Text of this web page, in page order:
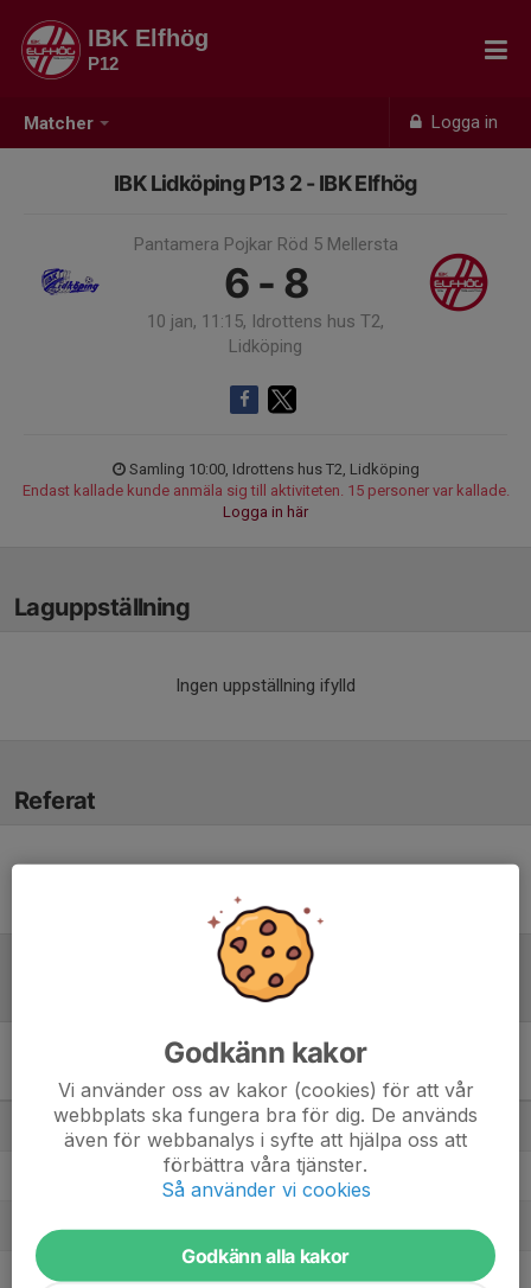
Matcher Logga in
IBK Elfhög
P12
IBK Lidköping P13 2 - IBK Elfhög
Pantamera Pojkar Röd 5 Mellersta
6 - 8
10 jan, 11:15, Idrottens hus T2,
Lidköping
Samling 10:00, Idrottens hus T2, Lidköping
Endast kallade kunde anmäla sig till aktiviteten. 15 personer var kallade.
Logga in här
Laguppställning
Ingen uppställning ifylld
Referat
Pantamera Pojkar Röd 5
Mellersta
M +/-
1. Fristads GoIF P12/13 16 144
2. Fagerhult Habo IBK Ungdom P13/1 16
3. IBK Elfhög Trollhättan P12 16 9
4. IBK Lidköping P12 16 52
Godkänn kakor
Vi använder oss av kakor (cookies) för att vår
webbplats ska fungera bra för dig. De används
även för webbanalys i syfte att hjälpa oss att
förbättra våra tjänster.
Så använder vi cookies
Godkänn alla kakor